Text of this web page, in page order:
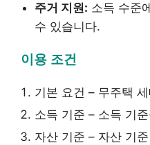
주거 지원: 소득 수준
수 있습니다.
이용 조건
기본 요건 – 무주택
소득 기준 – 소득 기
자산 기준 – 자산 기